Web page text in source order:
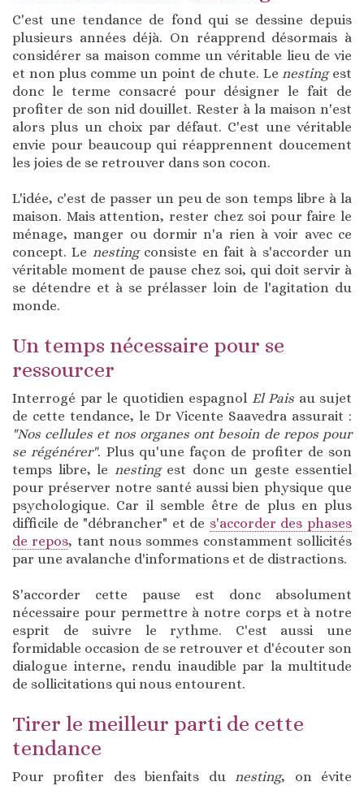
C'est une tendance de fond qui se dessine depuis
plusieurs années déjà. On réapprend désormais à
considérer sa maison comme un véritable lieu de vie
et non plus comme un point de chute. Lenesting est
donc le terme consacré pour désigner le fait de
profiter de son nid douillet. Rester à la maison n'est
alors plus un choix par défaut. C'est une véritable
envie pour beaucoup qui réapprennent doucement
les joies de se retrouver dans son cocon.
L'idée, c'est de passer un peu de son temps libre à la
maison. Mais attention, rester chez soi pour faire le
ménage, manger ou dormir n'a rien à voir avec ce
concept. Le nesting consiste en fait à s'accorder un
véritable moment de pause chez soi, qui doit servir à
se détendre et à se prélasser loin de l'agitation du
monde.
Un temps nécessaire pour se
ressourcer
Interrogé par le quotidien espagnol El Pais au sujet
de cette tendance, le Dr Vicente Saavedra assurait :
"Nos cellules et nos organes ont besoin de repos pour
se régénérer". Plus qu'une façon de profiter de son
temps libre, le nesting est donc un geste essentiel
pour préserver notre santé aussi bien physique que
psychologique. Car il semble être de plus en plus
difficile de "débrancher" et de s'accorder des phases
de repos, tant nous sommes constamment sollicités
par une avalanche d'informations et de distractions.
S'accorder cette pause est donc absolument
nécessaire pour permettre à notre corps et à notre
esprit de suivre le rythme. C'est aussi une
formidable occasion de se retrouver et d'écouter son
dialogue interne, rendu inaudible par la multitude
de sollicitations qui nous entourent.
Tirer le meilleur parti de cette
tendance
Pour profiter des bienfaits dunesting, on évite